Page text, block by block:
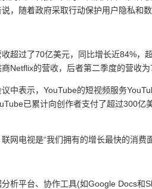
，随着政府采取行动保护用户隐私和
超过了70亿美元，同比增长近84%，
Netflix的营收，后者第二季度的营收
中表示，YouTube的短视频服务
已累计向创作者支付了超过300
网电视是“我们拥有的增长最快的消
析平台、协作工具(如Google Docs和